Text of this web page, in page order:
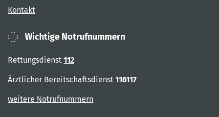
Kontakt
Wichtige Notrufnummern
Rettungsdienst 112
Ärztlicher Bereitschaftsdienst 116117
weitere Notrufnummern